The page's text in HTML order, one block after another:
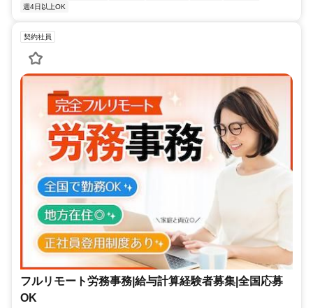
週4日以上OK
契約社員
フルリモート労務事務|給与計算経験者募集|全国応募
OK